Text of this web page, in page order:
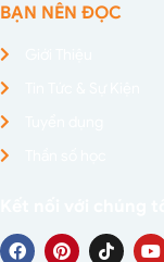
BẠN NÊN ĐỌC